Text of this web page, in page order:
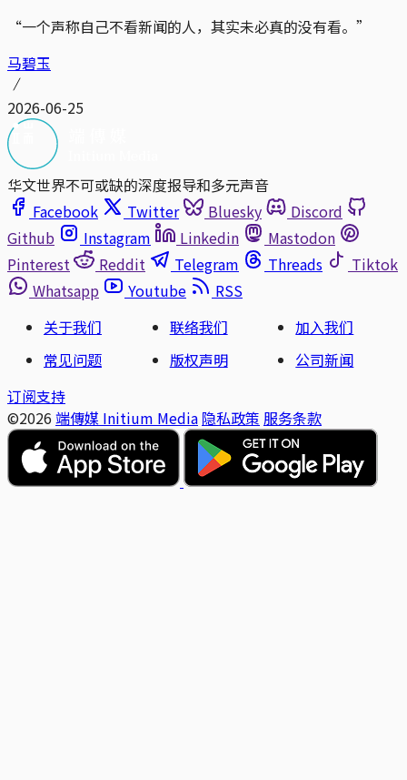
“一个声称自己不看新闻的人，其实未必真的没有看。”
马碧玉
2026-06-25
华文世界不可或缺的深度报导和多元声音
Facebook
Twitter Bluesky
Discord
Github
Instagram Linkedin
Mastodon
Pinterest
Reddit Telegram Threads
Tiktok
Whatsapp
Youtube
RSS
关于我们
联络我们
加入我们
常见问题
版权声明
公司新闻
订阅支持
©2026 端傳媒 Initium Media 隐私政策 服务条款